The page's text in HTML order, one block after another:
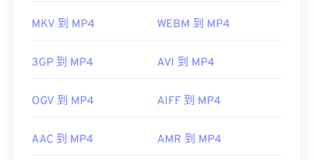
MKV 到 MP4 WEBM 到 MP4
3GP 到 MP4 AVI 到 MP4
OGV 到 MP4 AIFF 到 MP4
AAC 到 MP4 AMR 到 MP4